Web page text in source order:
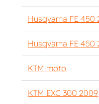
Husqvarna FE 450
Husqvarna FE 450
KTM moto
KTM EXC 300 2009